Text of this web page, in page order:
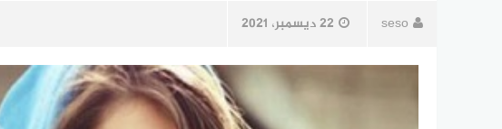
seso 22 ديسمبر، 2021